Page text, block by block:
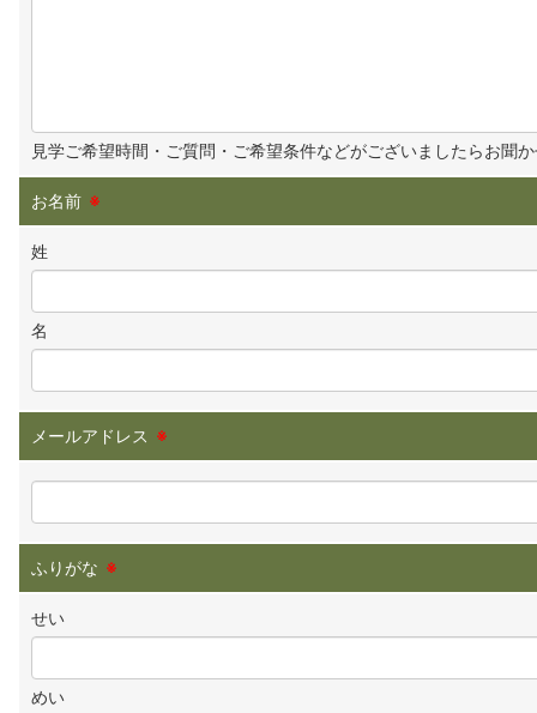
見学ご希望時間・ご質問・ご希望条件などがございましたらお聞
お名前 ※
姓
名
メールアドレス ※
ふりがな ※
せい
めい